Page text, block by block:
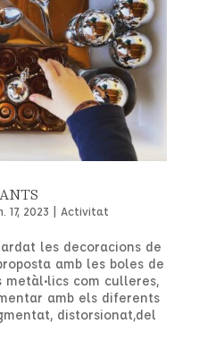
17, 2023 | Activitat
les decoracions de
amb les boles de
com culleres,
amb els diferents
distorsionat,del